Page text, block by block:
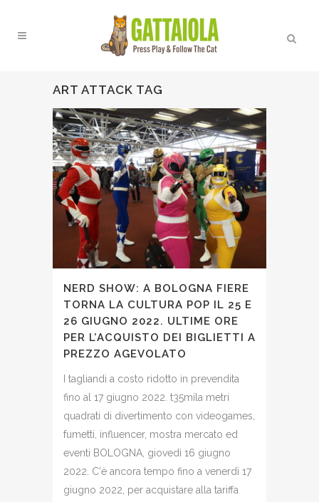
ART ATTACK TAG
NERD SHOW: A BOLOGNA FIERE
TORNA LA CULTURA POP IL 25 E
26 GIUGNO 2022. ULTIME ORE
PER L’ACQUISTO DEI BIGLIETTI A
PREZZO AGEVOLATO
I tagliandi a costo ridotto in prevendita
fino al 17 giugno 2022. t35mila metri
quadrati di divertimento con videogames,
fumetti, influencer, mostra mercato ed
eventi BOLOGNA, giovedì 16 giugno
2022. C'è ancora tempo fino a venerdì 17
giugno 2022, per acquistare alla tariffa